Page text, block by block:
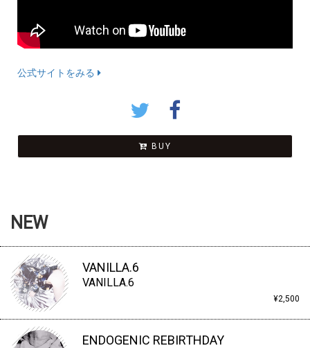
公式サイトをみる
BUY
NEW
VANILLA.6
VANILLA.6
¥2,500
ENDOGENIC REBIRTHDAY